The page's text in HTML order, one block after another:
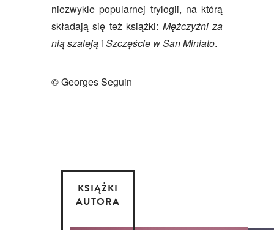
niezwykle popularnej trylogii, na którą
składają się też książki: Mężczyźni za
nią szaleją i Szczęście w San Miniato.
© Georges Seguin
KSIĄŻKI
AUTORA